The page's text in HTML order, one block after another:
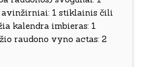
1 stiklainis čili
kalendra imbieras: 1
raudono vyno actas: 2